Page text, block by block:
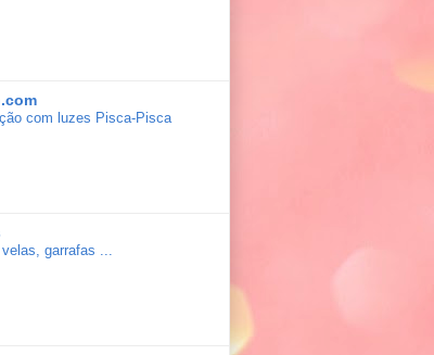
com luzes Pisca-Pisca
velas, garrafas ...